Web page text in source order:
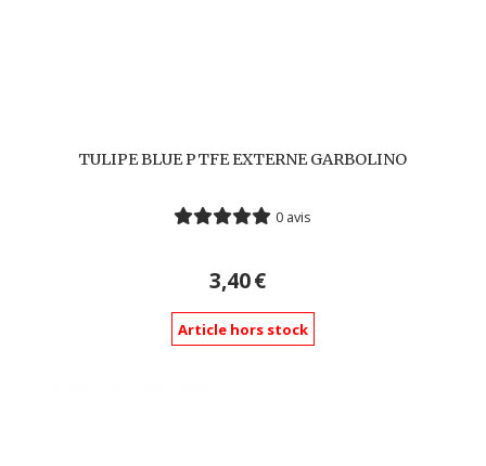
TULIPE BLUE PTFE EXTERNE GARBOLINO
0 avis
3,40€
Article hors stock